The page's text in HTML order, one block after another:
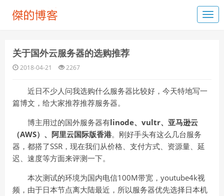
关于国外云服务器的选购推荐
2018-04-21 2267
近日不少人问我选购什么服务器比较好，今天特地写一
篇博文，给大家推荐推荐服务器。
博主用过的国外服务器有linode、vultr、亚马逊云
（AWS）、阿里云国际版香港。刚好手头有这么几台服务
器，都搭了SSR，现在我们从价格、支付方式、资源量、延
迟、速度等方面来评测一下。
本次测试的环境为国内电信100M带宽，youtube4k视
频，由于日本节点离大陆最近，所以服务器优先选择日本机